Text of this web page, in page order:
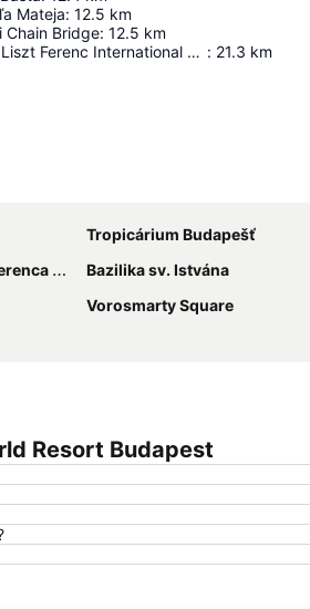
Mateja: 12.5 km
Chain Bridge: 12.5 km
Budapest Liszt Ferenc International Airport : 21.3 km
Tropicárium Budapešť
Liszta Bazilika sv. Istvána
Vorosmarty Square
Resort Budapest